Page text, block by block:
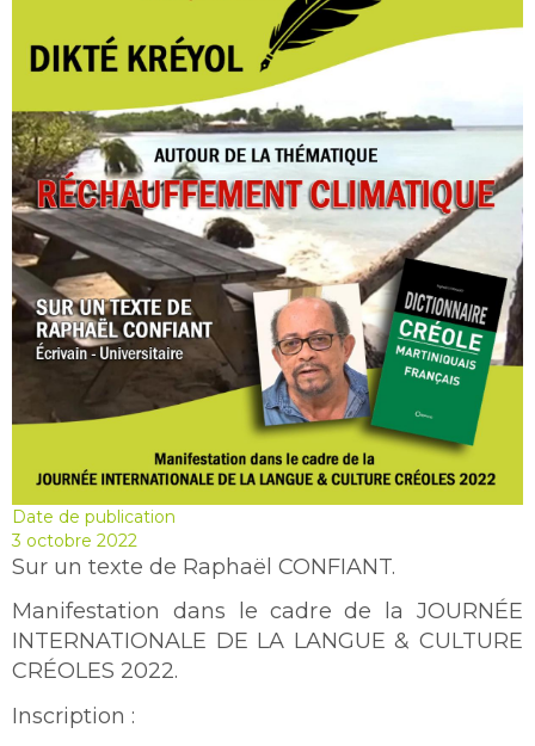
Date de publication
3 octobre 2022
Sur un texte de Raphaël CONFIANT.
Manifestation dans le cadre de la JOURNÉE
INTERNATIONALE DE LA LANGUE & CULTURE
CRÉOLES 2022.
Inscription :